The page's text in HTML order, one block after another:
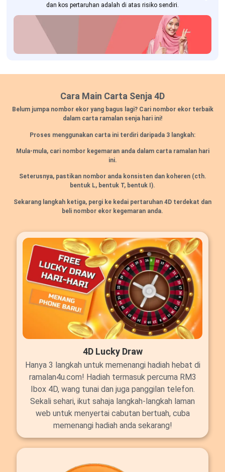
dan kos pertaruhan adalah di atas risiko sendiri.
Cara Main Carta Senja 4D
Belum jumpa nombor ekor yang bagus lagi? Cari nombor ekor terbaik
dalam carta ramalan senja hari ini!
Proses menggunakan carta ini terdiri daripada 3 langkah:
Mula-mula, cari nombor kegemaran anda dalam carta ramalan hari
ini.
Seterusnya, pastikan nombor anda konsisten dan koheren (cth.
bentuk L, bentuk T, bentuk I).
Sekarang langkah ketiga, pergi ke kedai pertaruhan 4D terdekat dan
beli nombor ekor kegemaran anda.
4D Lucky Draw
Hanya 3 langkah untuk memenangi hadiah hebat di
ramalan4u.com! Hadiah termasuk percuma RM3
Ibox 4D, wang tunai dan juga panggilan telefon.
Sekali sehari, ikut sahaja langkah-langkah laman
web untuk menyertai cabutan bertuah, cuba
memenangi hadiah anda sekarang!